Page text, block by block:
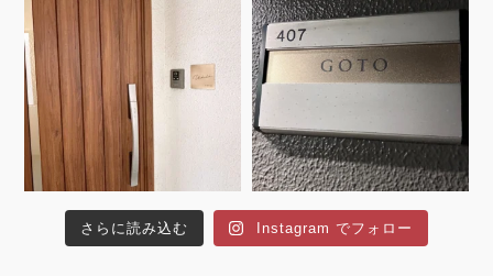
さらに読み込む Instagram でフォロー